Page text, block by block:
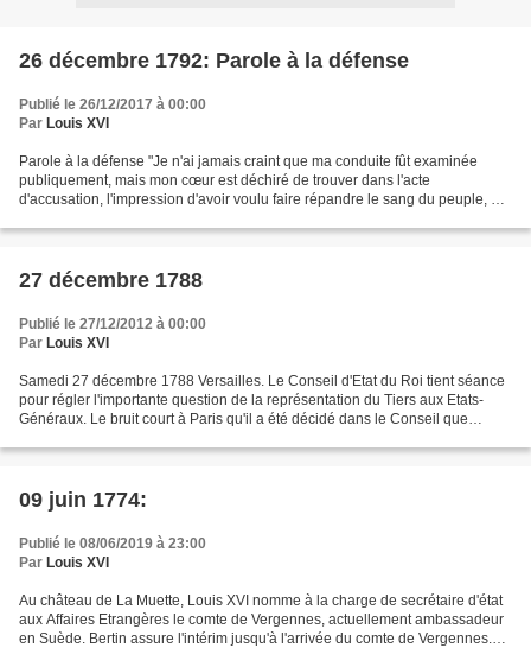
26 décembre 1792: Parole à la défense
Publié le 26/12/2017 à 00:00
Par Louis XVI
Parole à la défense "Je n'ai jamais craint que ma conduite fût examinée
publiquement, mais mon cœur est déchiré de trouver dans l'acte
d'accusation, l'impression d'avoir voulu faire répandre le sang du peuple, et
27 décembre 1788
Publié le 27/12/2012 à 00:00
Par Louis XVI
Samedi 27 décembre 1788 Versailles. Le Conseil d'Etat du Roi tient séance
pour régler l'importante question de la représentation du Tiers aux Etats-
Généraux. Le bruit court à Paris qu'il a été décidé dans le Conseil que
09 juin 1774:
Publié le 08/06/2019 à 23:00
Par Louis XVI
Au château de La Muette, Louis XVI nomme à la charge de secrétaire d'état
aux Affaires Etrangères le comte de Vergennes, actuellement ambassadeur
en Suède. Bertin assure l'intérim jusqu'à l'arrivée du comte de Vergennes.